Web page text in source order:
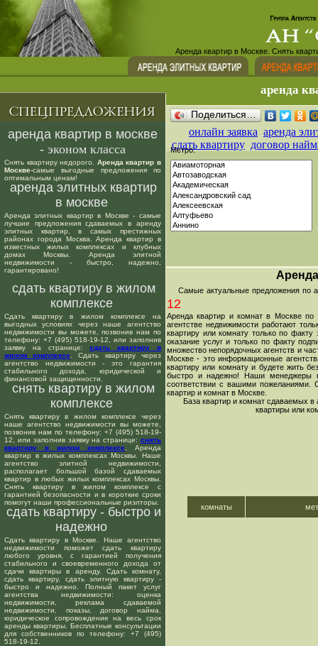
Аренда квартир в Москве. Снять
аренда
аренда квартир в москве
- эконом класса
Снять квартиру недорого. Аренда квартир в
Москве-самые выгодные предложения по
оптимальным ценам!
аренда элитных квартир
в москве
Аренда элитных квартир в Москве - самые
лучшие предложения сдаваемых в аренду
элитных квартир, в самых престижных
районах города Москва. Аренда квартир в
известных жилых комплексах и клубных
домах Москвы. Аренда элитной
недвижимости - быстро, надежно,
гарантировано!
сдать квартиру в жилом
комплексе
Сдать квартиру в жилом комплексе на
выгодных условиях через наше агентство
недвижимости вы можете, позвонив нам по
телефону: +7 (495) 518-19-12, или заполнив
заявку на странице:сдать квартиру в
жилом комплексе . Сдать квартиру через
агентство недвижимости - это гарантия
стабильного дохода, юридической и
финансовой защищенности.
снять квартиру в жилом
комплексе
Снять квартиру в жилом комплексе через
наше агентство недвижимости вы можете,
позвонив нам по телефону: +7 (495) 518-19-
12, или заполнив заявку на странице: снять
квартиру в жилом комплексе . Аренда
квартир в жилых комплексах Москвы. Наше
агентство элитной недвижимости,
располагает большой базой сдаваемых
квартир в любых жилых комплексах Москвы.
Снять квартиру в жилом комплексе с
гарантией безопасности и в короткие сроки
помогут наши профессиональные риэлторы.
сдать квартиру - быстро и
надежно
Сдать квартиру в Москве. Наше агентство
недвижимости поможет сдать квартиру
любого уровня, с гарантией получения
стабильного и своевременного дохода от
сдачи квартиры в аренду. Сдать комнату,
сдать квартиру, сдать элитную квартиру -
быстро и надежно. Полный пакет услуг
агентства недвижимости: оценка
недвижимости, реклама сдаваемой
недвижимости, показы, договор найма,
юридическое сопровождение на весь срок
аренды квартиры. Бесплатные консультации
для собственников по телефону: +7 (495)
518-19-12.
Поделиться…
онлайн заявка аренда
сдать квартиру договор
Метро:
Самые актуальные предложения по
12
Аренда квартир и комнат в Москве
агентстве недвижимости работают
квартиру или комнату только по
оказание услуг и только по факту
множество непорядочных агентств и
Москве - это информационные
квартиру или комнату и будете жить
быстро и надежно! Наши менеджеры
соответствии с вашими пожеланиями.
квартир и комнат в Москве.
База квартир и комнат сдаваемых в
квартиры или
комнаты